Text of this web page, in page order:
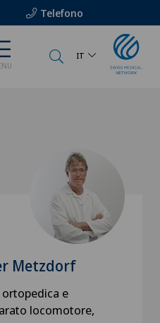
Telefono
IT
Metzdorf
e
locomotore,